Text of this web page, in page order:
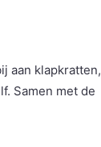
aan klapkratten,
Samen met de